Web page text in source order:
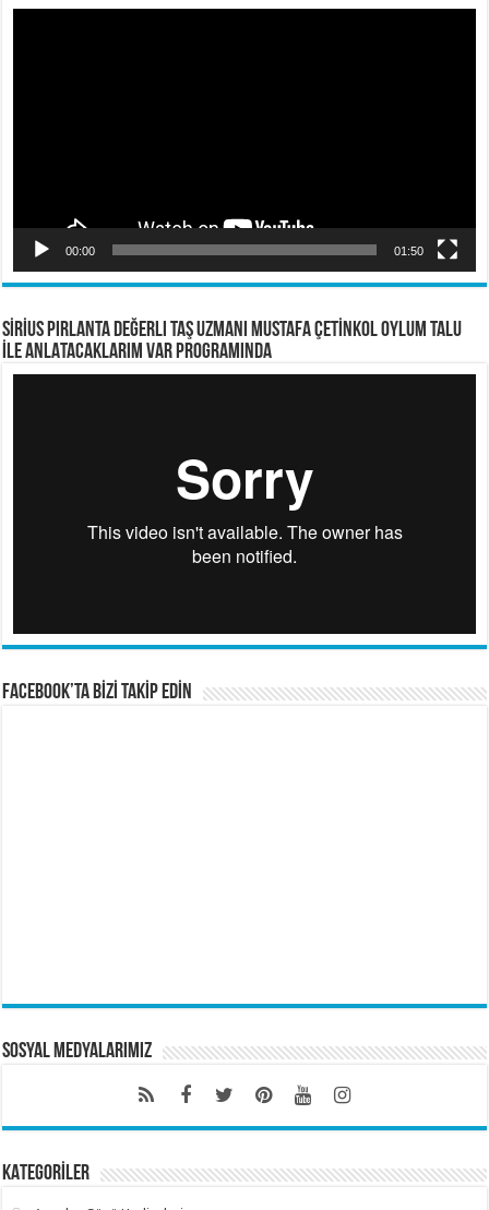
00:00 01:50
SİRİUS PIRLANTA Değerli Taş Uzmanı Mustafa ÇETİNKOL OYLUM TALU
İLE ANLATACAKLARIM VAR PROGRAMINDA
FACEBOOK’TA BİZİ TAKİP EDİN
Sosyal Medyalarımız
KATEGORİLER